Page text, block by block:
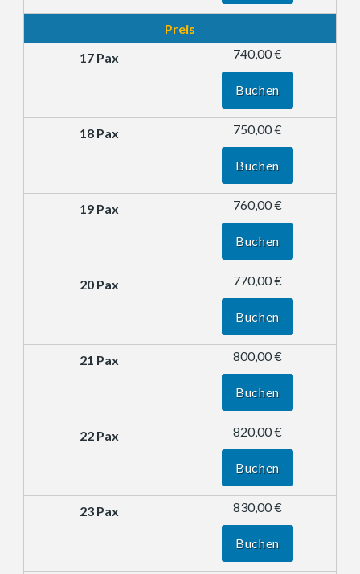
Preis
740,00 €
Buchen
750,00 €
Buchen
760,00 €
Buchen
770,00 €
Buchen
800,00 €
Buchen
820,00 €
Buchen
830,00 €
Buchen